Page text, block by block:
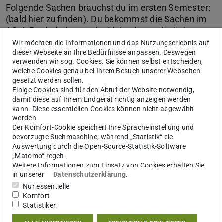
Folgende Sachen brauchst du im ersten Semester:
(bald hier zu finden). Du bekommst die Sachen im
AStA-Papierladen an der Lichtwiese oder beim
Format.
Kreppband, wie man es sonst beim Streichen benutzt
Schneidematte
Cutter
Ponal Holzleim
Schneidelineal
Geodreieck
Skizzenpapier
Doppelseitiges Klebeband
Bleistifte
2H
HB
2B
Wir möchten die Informationen und das Nutzungserlebnis auf
dieser Webseite an Ihre Bedürfnisse anpassen. Deswegen
verwenden wir sog. Cookies. Sie können selbst entscheiden,
welche Cookies genau bei Ihrem Besuch unserer Webseiten
gesetzt werden sollen.
Einige Cookies sind für den Abruf der Website notwendig,
damit diese auf Ihrem Endgerät richtig anzeigen werden
kann. Diese essentiellen Cookies können nicht abgewählt
werden.
Der Komfort-Cookie speichert Ihre Spracheinstellung und
bevorzugte Suchmaschine, während „Statistik“ die
Auswertung durch die Open-Source-Statistik-Software
„Matomo“ regelt.
Weitere Informationen zum Einsatz von Cookies erhalten Sie
in unserer
Datenschutzerklärung.
Nur essentielle
Komfort
Statistiken